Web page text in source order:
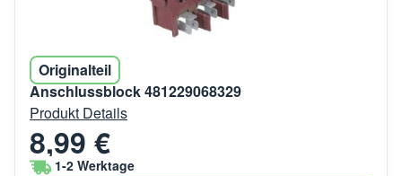
Originalteil
Anschlussblock 481229068329
Produkt Details
8,99 €
1-2 Werktage